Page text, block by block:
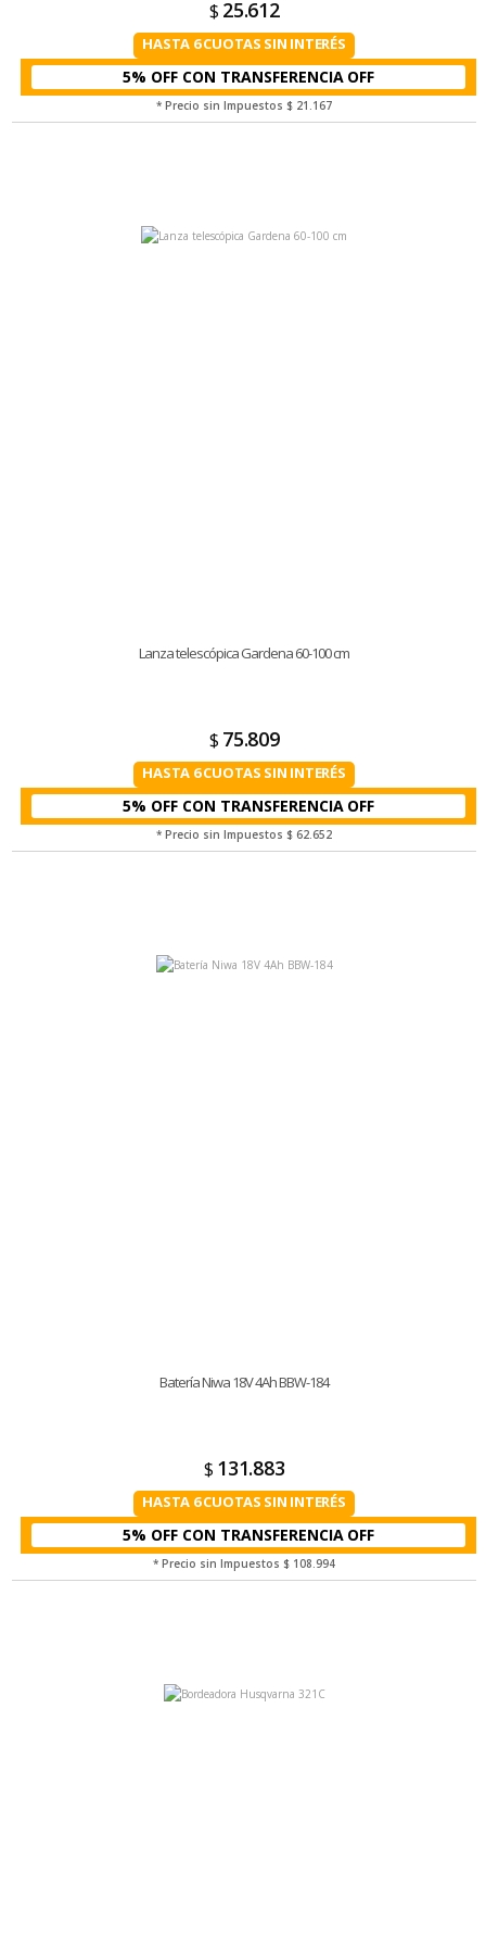
$ 25.612
HASTA 6 CUOTAS SIN INTERÉS
5% OFF CON TRANSFERENCIA
* Precio sin Impuestos $ 21.167
Lanza telescópica Gardena 60-100 cm
$ 75.809
HASTA 6 CUOTAS SIN INTERÉS
5% OFF CON TRANSFERENCIA
* Precio sin Impuestos $ 62.652
Batería Niwa 18V 4Ah BBW-184
$ 131.883
HASTA 6 CUOTAS SIN INTERÉS
5% OFF CON TRANSFERENCIA
* Precio sin Impuestos $ 108.994